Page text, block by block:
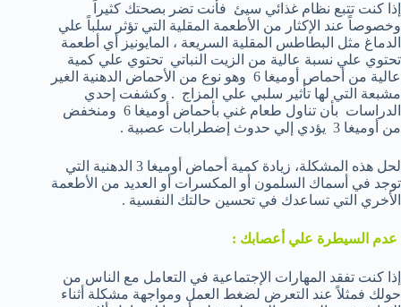
إذا كنت تتبع نظام غذائي سيئ فأنت تضر بصحتك كثيراً
وخصوصاً عند الإكثار من الأطعمة المقلية التي تؤثر سلباً علي
الدماغ مثل البطاطس المقلية السريعة ، المايونيز أي أطعمة
تحتوي علي نسبة عالية من الزيت النباتي تحتوي علي كمية
عالية من أحماص أوميغا 6 وهو نوع من الأحماض الدهنية الغير
مشبعة التي لها تأثير سلبي علي المزاج . وكشفت إحدي
الدراسات بأن تناول طعام غني بأحماض أوميغا 6 ومنخفض
من أوميغا 3 يؤدي إلي حدوث إضطرابات عصبية .
لحل هذه المشكلة، زيادة كمية أحماض أوميغا 3 الدهنية التي
توجد في أسماك السلمون أو المكسرات أو العديد من الأطعمة
الأخري التي تساعدك في تحسين حالتك النفسية .
عدم السيطرة علي أعصابك :
إذا كنت تفقد المهارات الإجتماعية في التعامل مع الناس من
حولك فمثلاً عند التعرض لضغط العمل ومواجهة مشكلة أثناء